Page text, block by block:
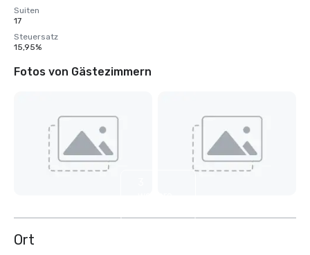
Suiten
17
Steuersatz
15,95%
Fotos von Gästezimmern
Ort